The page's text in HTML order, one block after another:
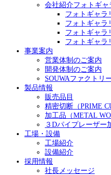
会社紹介フォトギャ
フォトギャラ
フォトギャラ
フォトギャラ
フォトギャラ
事業案内
営業体制のご案内
開発体制のご案内
SOUWAファクトリ
製品情報
販売品目
精密切断（PRIME
加工品（METAL
３Dパイプレーザー
工場・設備
工場紹介
設備紹介
採用情報
社長メッセージ